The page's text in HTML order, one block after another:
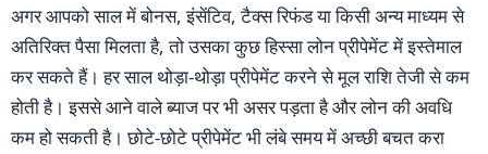
अगर आपको साल में बोनस, इंसेंटिव, टैक्स रिफंड या किसी अन्य माध्यम से
अतिरिक्त पैसा मिलता है, तो उसका कुछ हिस्सा लोन प्रीपेमेंट में इस्तेमाल
कर सकते हैं। हर साल थोड़ा-थोड़ा प्रीपेमेंट करने से मूल राशि तेजी से कम
होती है। इससे आने वाले ब्याज पर भी असर पड़ता है और लोन की अवधि
कम हो सकती है। छोटे-छोटे प्रीपेमेंट भी लंबे समय में अच्छी बचत करा